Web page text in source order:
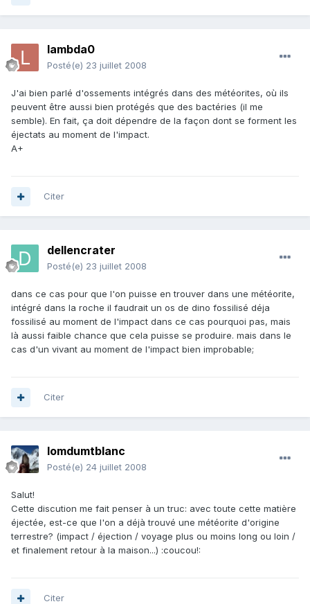
lambda0
Posté(e) 23 juillet 2008
J'ai bien parlé d'ossements intégrés dans des météorites, où ils
peuvent être aussi bien protégés que des bactéries (il me
semble). En fait, ça doit dépendre de la façon dont se forment les
éjectats au moment de l'impact.
A+
Citer
dellencrater
Posté(e) 23 juillet 2008
dans ce cas pour que l'on puisse en trouver dans une météorite,
intégré dans la roche il faudrait un os de dino fossilisé déja
fossilisé au moment de l'impact dans ce cas pourquoi pas, mais
là aussi faible chance que cela puisse se produire. mais dans le
cas d'un vivant au moment de l'impact bien improbable;
Citer
lomdumtblanc
Posté(e) 24 juillet 2008
Salut!
Cette discution me fait penser à un truc: avec toute cette matière
éjectée, est-ce que l'on a déjà trouvé une météorite d'origine
terrestre? (impact / éjection / voyage plus ou moins long ou loin /
et finalement retour à la maison...) :coucou!:
Citer